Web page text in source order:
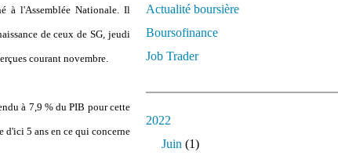
à l'Assemblée Nationale. Il
de ceux de SG, jeudi
courant novembre.
à 7,9 % du PIB pour cette
d'ici 5 ans en ce qui concerne
Actualité boursière
Boursofinance
Job Trader
2022
Juin (1)